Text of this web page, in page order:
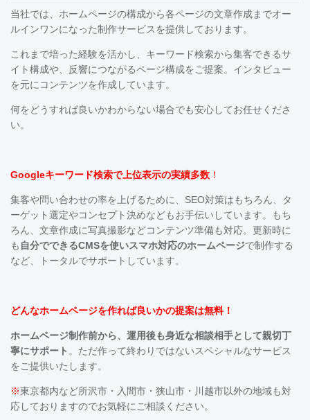
当社では、ホームページの構成から各ページの文章作成までオー
ルインワンになった制作サービスを提供しております。
これまで培った経験を活かし、キーワード検索から集客できるサ
イト構成や、反響につながるページ構成をご提案。インタビュー
を元にコンテンツを作成しています。
何をどうすれば良いかわからない場合でも安心してお任せくださ
い。
Googleキーワード検索で上位表示の実績多数 ！
集客や問い合わせの率を上げるために、SEO対策はもちろん、タ
ーゲット選定やコンセプト決めなどもお手伝いしています。もち
ろん、文章作成に写真撮影などコンテンツ準備も対応。更新時に
も 自分でできるCMSを使いスマホ対応のホームページで制作する
など、トータルでサポートしています。
どんなホームページを作れば良いかの提案は無料！
ホームページ制作前から、運用後も身近な相談相手として親切丁
寧にサポート 。ただ作って終わりではないスペシャルなサービス
をご提供いたします。
※東京都内など所沢市・入間市・狭山市・川越市以外の地域も対
応しておりますのでお気軽にご相談ください。